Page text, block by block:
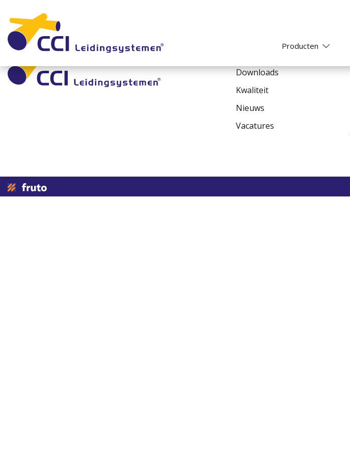
Producten
Downloads
Kwaliteit
Nieuws
Vacatures